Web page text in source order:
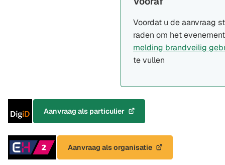
Voordat u de aanvraag
raden om het
melding brandveilig
te vullen
met
Aanvraag als particulier
(Verwijst
een
externe
website)
Inloggen
met
Aanvraag als organisatie
(Verwijst